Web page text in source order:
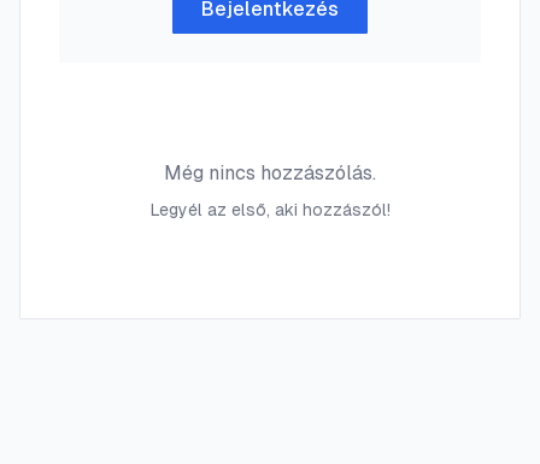
Bejelentkezés
Még nincs hozzászólás.
Legyél az első, aki hozzászól!